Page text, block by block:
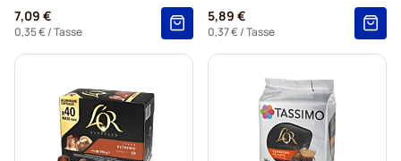
7,09 €
0,35 €/ Tasse
5,89 €
0,37 €/ Tasse